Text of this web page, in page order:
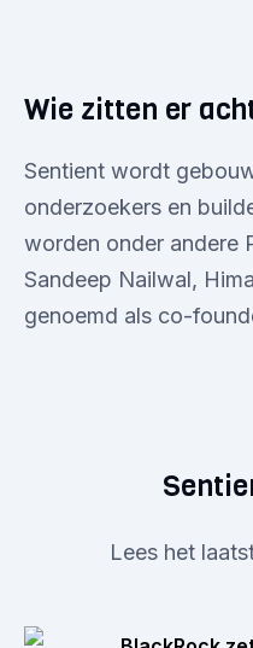
Wie zitten er
Sentient wordt
onderzoekers en
worden onder andere
Sandeep Nailwal,
genoemd als co-
Lees het